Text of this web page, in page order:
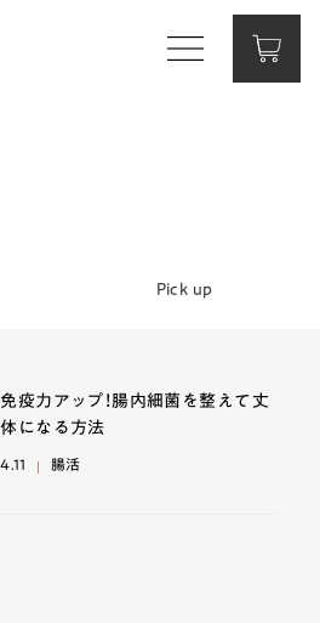
Pick up
腸活
疫力アップ！腸内細菌を整えて丈
になる方法